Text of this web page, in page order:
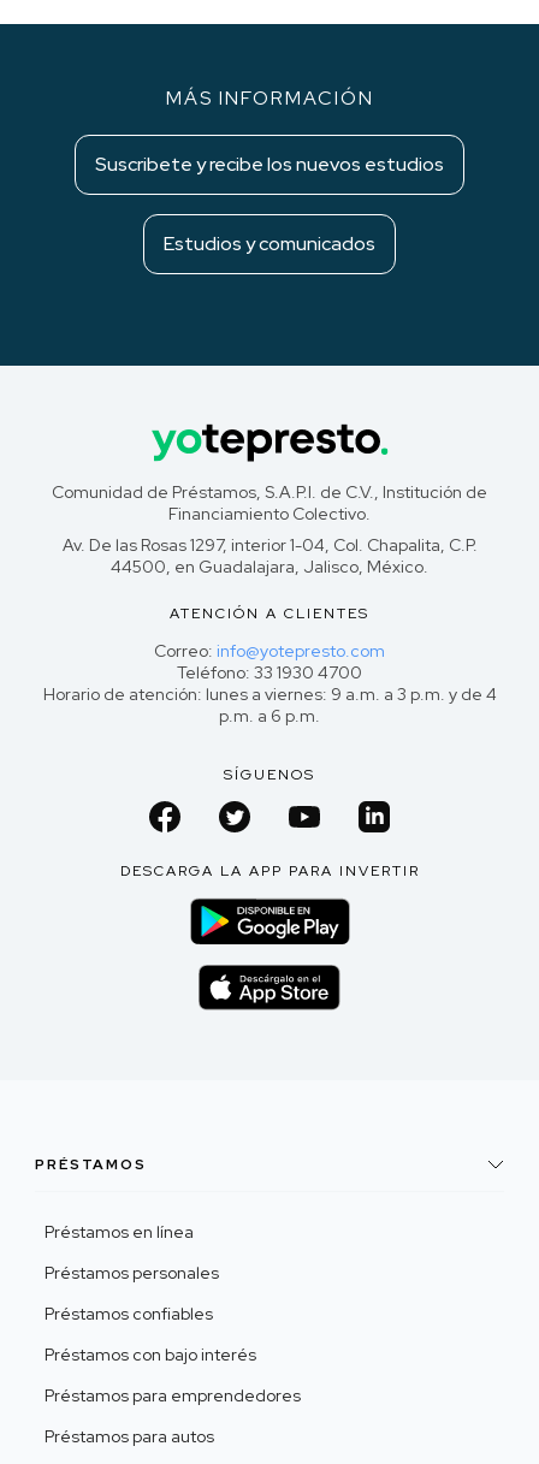
MÁS INFORMACIÓN
Suscribete y recibe los nuevos estudios
Estudios y comunicados
Comunidad de Préstamos, S.A.P.I. de C.V., Institución de
Financiamiento Colectivo.
Av. De las Rosas 1297, interior 1-04, Col. Chapalita, C.P.
44500, en Guadalajara, Jalisco, México.
ATENCIÓN A CLIENTES
Correo: info@yotepresto.com
Teléfono: 33 1930 4700
Horario de atención: lunes a viernes: 9 a.m. a 3 p.m. y de 4
p.m. a 6 p.m.
SÍGUENOS
DESCARGA LA APP PARA INVERTIR
PRÉSTAMOS
Préstamos en línea
Préstamos personales
Préstamos confiables
Préstamos con bajo interés
Préstamos para emprendedores
Préstamos para autos